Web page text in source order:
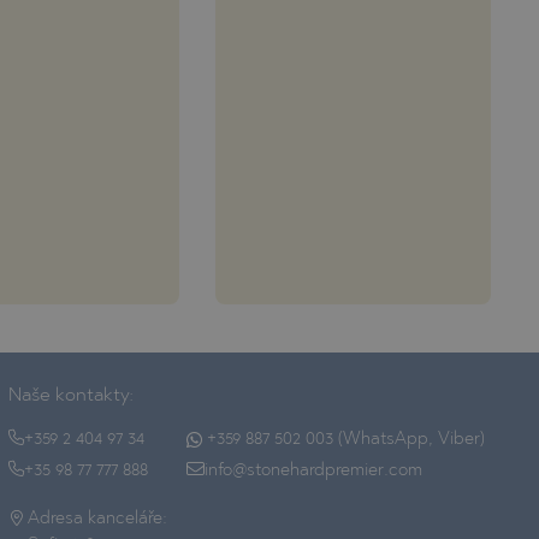
Naše kontakty:
+359 2 404 97 34
+35 98 77 777 888
+359 887 502 003 (WhatsApp, Viber)
info@stonehardpremier.com
Adresa kanceláře: